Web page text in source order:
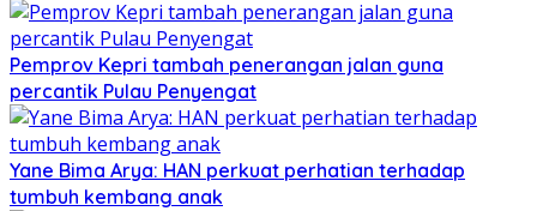
Pemprov Kepri tambah penerangan jalan guna
percantik Pulau Penyengat
Yane Bima Arya: HAN perkuat perhatian terhadap
tumbuh kembang anak